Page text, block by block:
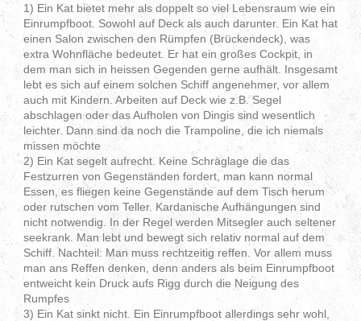
1) Ein Kat bietet mehr als doppelt so viel Lebensraum wie ein
Einrumpfboot. Sowohl auf Deck als auch darunter. Ein Kat hat
einen Salon zwischen den Rümpfen (Brückendeck), was
extra Wohnfläche bedeutet. Er hat ein großes Cockpit, in
dem man sich in heissen Gegenden gerne aufhält. Insgesamt
lebt es sich auf einem solchen Schiff angenehmer, vor allem
auch mit Kindern. Arbeiten auf Deck wie z.B. Segel
abschlagen oder das Aufholen von Dingis sind wesentlich
leichter. Dann sind da noch die Trampoline, die ich niemals
missen möchte
2) Ein Kat segelt aufrecht. Keine Schräglage die das
Festzurren von Gegenständen fordert, man kann normal
Essen, es fliegen keine Gegenstände auf dem Tisch herum
oder rutschen vom Teller. Kardanische Aufhängungen sind
nicht notwendig. In der Regel werden Mitsegler auch seltener
seekrank. Man lebt und bewegt sich relativ normal auf dem
Schiff. Nachteil: Man muss rechtzeitig reffen. Vor allem muss
man ans Reffen denken, denn anders als beim Einrumpfboot
entweicht kein Druck aufs Rigg durch die Neigung des
Rumpfes
3) Ein Kat sinkt nicht. Ein Einrumpfboot allerdings sehr wohl,